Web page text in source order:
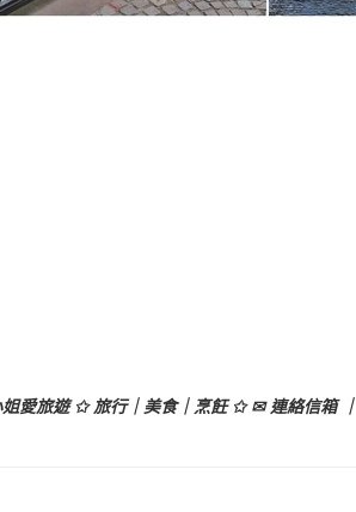
愛旅遊 ✩ 旅行｜美食｜烹飪 ✩ ✉ 連絡信箱 ｜